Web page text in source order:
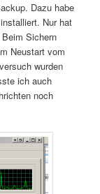
Dazu habe
Nur hat
Sichern
Neustart vom
wurden
ich auch
noch